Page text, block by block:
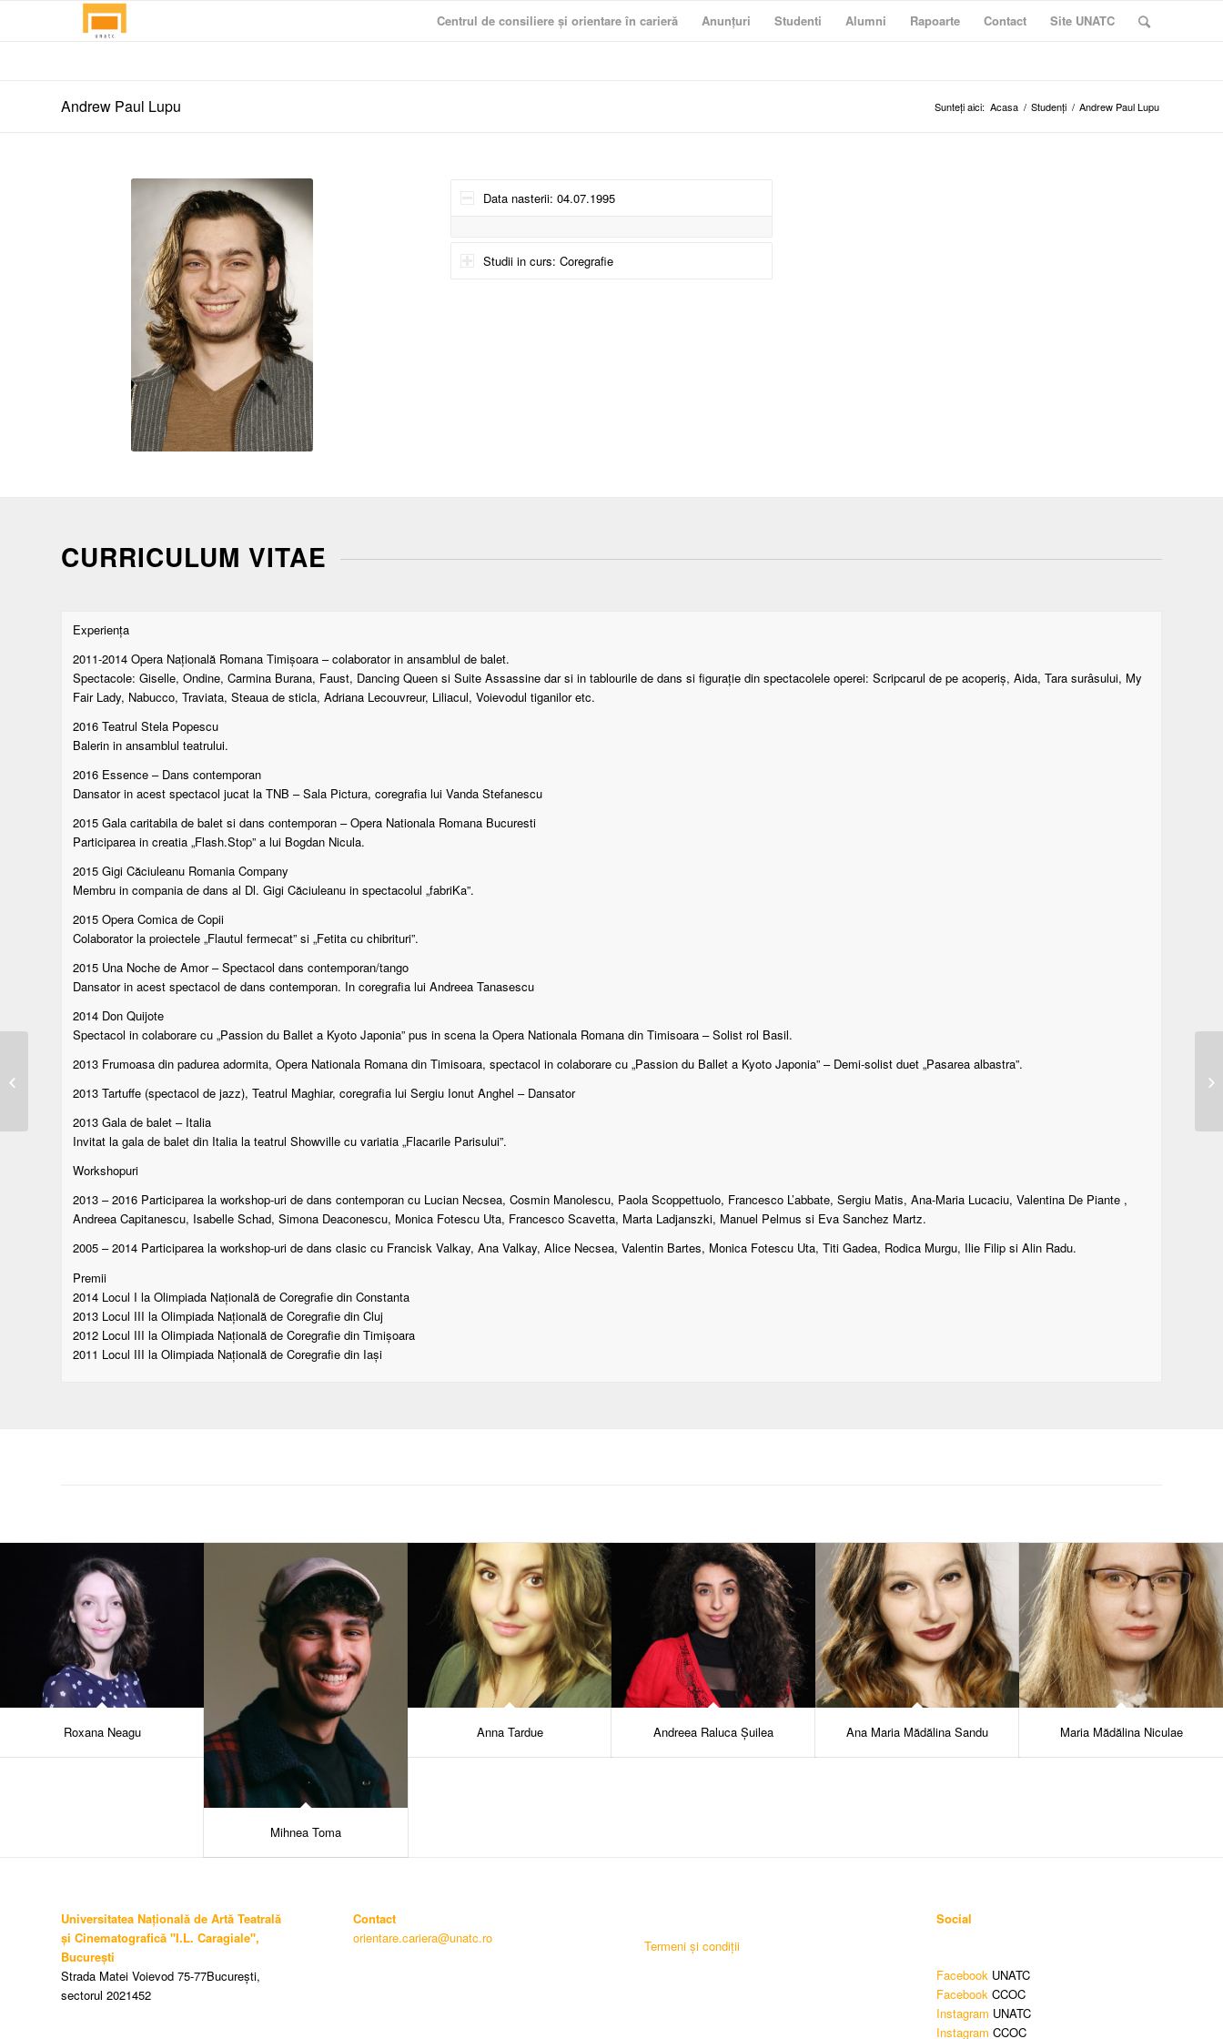
Centrul de consiliere și orientare în carieră Anunțuri Studenti Alumni Rapoarte Contact Site UNATC
Andrew Paul Lupu Sunteți aici: Acasa / Studenți / Andrew Paul Lupu
Data nasterii: 04.07.1995
Studii in curs: Coregrafie
CURRICULUM VITAE
Experiența
2011-2014 Opera Națională Romana Timișoara – colaborator in ansamblul de balet.
Spectacole: Giselle, Ondine, Carmina Burana, Faust, Dancing Queen si Suite Assassine dar si in tablourile de dans si figurație din spectacolele operei: Scripcarul de pe acoperiș, Aida, Tara surâsului, My
Fair Lady, Nabucco, Traviata, Steaua de sticla, Adriana Lecouvreur, Liliacul, Voievodul tiganilor etc.
2016 Teatrul Stela Popescu
Balerin in ansamblul teatrului.
2016 Essence – Dans contemporan
Dansator in acest spectacol jucat la TNB – Sala Pictura, coregrafia lui Vanda Stefanescu
2015 Gala caritabila de balet si dans contemporan – Opera Nationala Romana Bucuresti
Participarea in creatia „Flash.Stop” a lui Bogdan Nicula.
2015 Gigi Căciuleanu Romania Company
Membru in compania de dans al Dl. Gigi Căciuleanu in spectacolul „fabriKa”.
2015 Opera Comica de Copii
Colaborator la proiectele „Flautul fermecat” si „Fetita cu chibrituri”.
2015 Una Noche de Amor – Spectacol dans contemporan/tango
Dansator in acest spectacol de dans contemporan. In coregrafia lui Andreea Tanasescu
2014 Don Quijote
Spectacol in colaborare cu „Passion du Ballet a Kyoto Japonia” pus in scena la Opera Nationala Romana din Timisoara – Solist rol Basil.
2013 Frumoasa din padurea adormita, Opera Nationala Romana din Timisoara, spectacol in colaborare cu „Passion du Ballet a Kyoto Japonia” – Demi-solist duet „Pasarea albastra”.
2013 Tartuffe (spectacol de jazz), Teatrul Maghiar, coregrafia lui Sergiu Ionut Anghel – Dansator
2013 Gala de balet – Italia
Invitat la gala de balet din Italia la teatrul Showville cu variatia „Flacarile Parisului”.
Workshopuri
2013 – 2016 Participarea la workshop-uri de dans contemporan cu Lucian Necsea, Cosmin Manolescu, Paola Scoppettuolo, Francesco L’abbate, Sergiu Matis, Ana-Maria Lucaciu, Valentina De Piante ,
Andreea Capitanescu, Isabelle Schad, Simona Deaconescu, Monica Fotescu Uta, Francesco Scavetta, Marta Ladjanszki, Manuel Pelmus si Eva Sanchez Martz.
2005 – 2014 Participarea la workshop-uri de dans clasic cu Francisk Valkay, Ana Valkay, Alice Necsea, Valentin Bartes, Monica Fotescu Uta, Titi Gadea, Rodica Murgu, Ilie Filip si Alin Radu.
Premii
2014 Locul I la Olimpiada Națională de Coregrafie din Constanta
2013 Locul III la Olimpiada Națională de Coregrafie din Cluj
2012 Locul III la Olimpiada Națională de Coregrafie din Timișoara
2011 Locul III la Olimpiada Națională de Coregrafie din Iași
Roxana Neagu
Mihnea Toma
Anna Tardue Andreea Raluca Șuilea Ana Maria Mădălina Sandu Maria Mădălina Niculae
Universitatea Națională de Artă Teatrală
și Cinematografică "I.L. Caragiale",
București
Strada Matei Voievod 75-77București,
sectorul 2021452
Contact
orientare.cariera@unatc.ro
Termeni și condiții
Social
Facebook UNATC
Facebook CCOC
Instagram UNATC
Instagram CCOC
Ana Maria Mădălina